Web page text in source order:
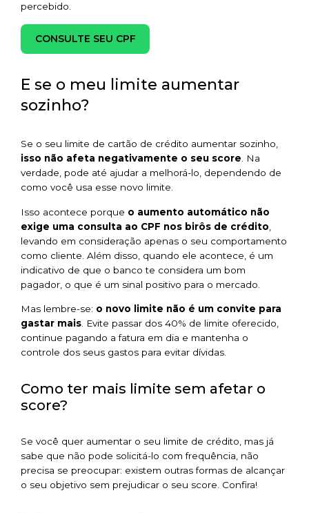
percebido.
CONSULTE SEU CPF
E se o meu limite aumentar
sozinho?
Se o seu limite de cartão de crédito aumentar sozinho,
isso não afeta negativamente o seu score. Na
verdade, pode até ajudar a melhorá-lo, dependendo de
como você usa esse novo limite.
Isso acontece porque o aumento automático não
exige uma consulta ao CPF nos birôs de crédito
levando em consideração apenas o seu comportamento
como cliente. Além disso, quando ele acontece, é um
indicativo de que o banco te considera um bom
pagador, o que é um sinal positivo para o mercado.
Mas lembre-se: o novo limite não é um convite para
gastar mais . Evite passar dos 40% de limite oferecido,
continue pagando a fatura em dia e mantenha o
controle dos seus gastos para evitar dívidas.
Como ter mais limite sem afetar o
score?
Se você quer aumentar o seu limite de crédito, mas já
sabe que não pode solicitá-lo com frequência, não
precisa se preocupar: existem outras formas de alcançar
o seu objetivo sem prejudicar o seu score. Confira!